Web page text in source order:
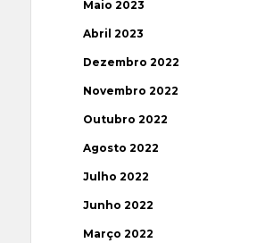
Maio 2023
Abril 2023
Dezembro 2022
Novembro 2022
Outubro 2022
Agosto 2022
Julho 2022
Junho 2022
Março 2022